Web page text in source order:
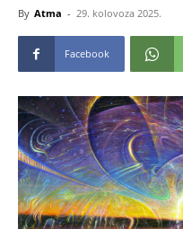
By Atma - 29. kolovoza 2025.
Facebook